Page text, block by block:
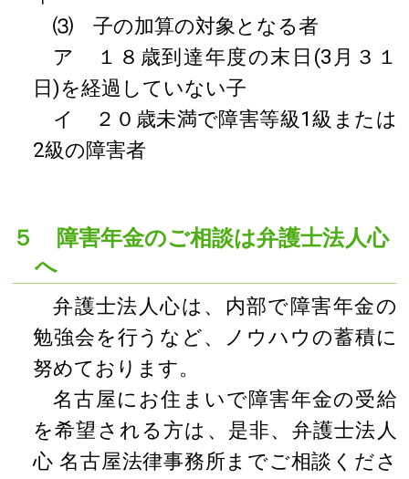
⑶ 子の加算の対象となる者
ア １８歳到達年度の末日(3月３１
日)を経過していない子
イ ２０歳未満で障害等級1級または
2級の障害者
５ 障害年金のご相談は弁護士法人心
へ
弁護士法人心は、内部で障害年金の
勉強会を行うなど、ノウハウの蓄積に
努めております。
名古屋にお住まいで障害年金の受給
を希望される方は、是非、弁護士法人
心 名古屋法律事務所までご相談くださ